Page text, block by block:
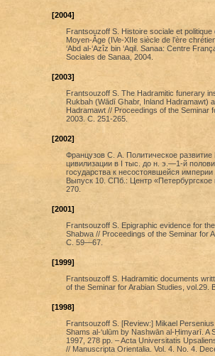
[2004]
Frantsouzoff S. Histoire sociale et
Moyen-Âge (IVe-XIIe siècle de l’ère
‘Abd al-‘Azîz bin ‘Aqil. Sanaa: Centre
Sociales de Sanaa, 2004.
[2003]
Frantsouzoff S. The Hadramitic funerary
Rukbah (Wādī Ghabr, Inland Hadramawt)
Hadramawt // Proceedings of the Seminar
2003. С. 251-265.
[2002]
Французов С. А. Политическое
цивилизации в I тыс. до н. э.—1-й
государства к несостоявшейся империи
Выпуск 10. СПб.: Центр
270.
[2001]
Frantsouzoff S. Epigraphic evidence for
Shabwa // Proceedings of the Seminar for
С. 59—67.
[1999]
Frantsouzoff S. Hadramitic documents
of the Seminar for Arabian Studies, vol.29.
[1998]
Frantsouzoff S. [Review:] Mikael
Shams al-‘ulūm by Nashwān al-Ḥimyarī. A
1997, 278 pp. – Acta Universitatis
// Manuscripta Orientalia. Vol. 4. No. 4.